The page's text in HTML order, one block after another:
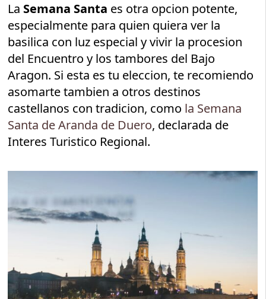
La Semana Santa es otra opcion potente,
especialmente para quien quiera ver la
basilica con luz especial y vivir la procesion
del Encuentro y los tambores del Bajo
Aragon. Si esta es tu eleccion, te recomiendo
asomarte tambien a otros destinos
castellanos con tradicion, como la Semana
Santa de Aranda de Duero, declarada de
Interes Turistico Regional.